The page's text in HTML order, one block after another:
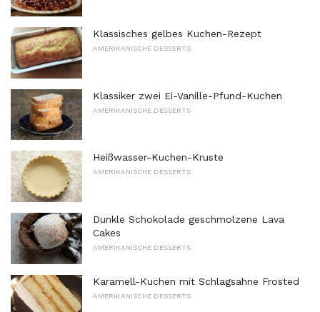
Klassisches gelbes Kuchen-Rezept
AMERIKANISCHE DESSERTS
Klassiker zwei Ei-Vanille-Pfund-Kuchen
AMERIKANISCHE DESSERTS
Heißwasser-Kuchen-Kruste
AMERIKANISCHE DESSERTS
Dunkle Schokolade geschmolzene Lava
Cakes
AMERIKANISCHE DESSERTS
Karamell-Kuchen mit Schlagsahne Frosted
AMERIKANISCHE DESSERTS